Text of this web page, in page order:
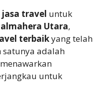
jasa travel untuk
Utara,
terbaikyang telah
satunya adalah
untuk